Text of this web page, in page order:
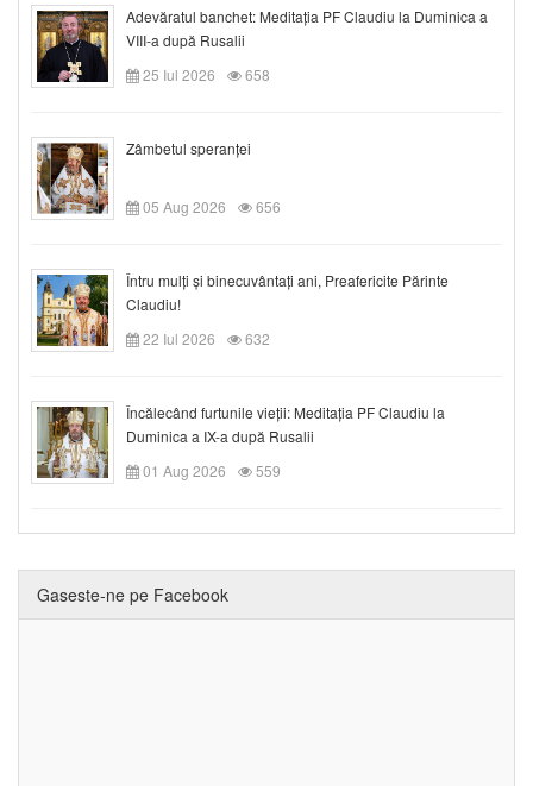
Adevăratul banchet: Meditația PF Claudiu la Duminica a
VIII-a după Rusalii
25 Iul 2026
658
Zâmbetul speranței
05 Aug 2026 656
Întru mulți și binecuvântați ani, Preafericite Părinte
Claudiu!
22 Iul 2026
632
Încălecând furtunile vieții: Meditația PF Claudiu la
Duminica a IX-a după Rusalii
01 Aug 2026
559
Gaseste-ne pe Facebook